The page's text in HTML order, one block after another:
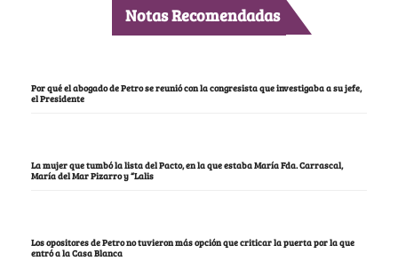
Notas Recomendadas
Por qué el abogado de Petro se reunió con la congresista que investigaba a su jefe,
el Presidente
La mujer que tumbó la lista del Pacto, en la que estaba María Fda. Carrascal,
María del Mar Pizarro y “Lalis
Los opositores de Petro no tuvieron más opción que criticar la puerta por la que
entró a la Casa Blanca